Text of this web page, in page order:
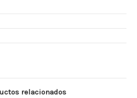
relacionados